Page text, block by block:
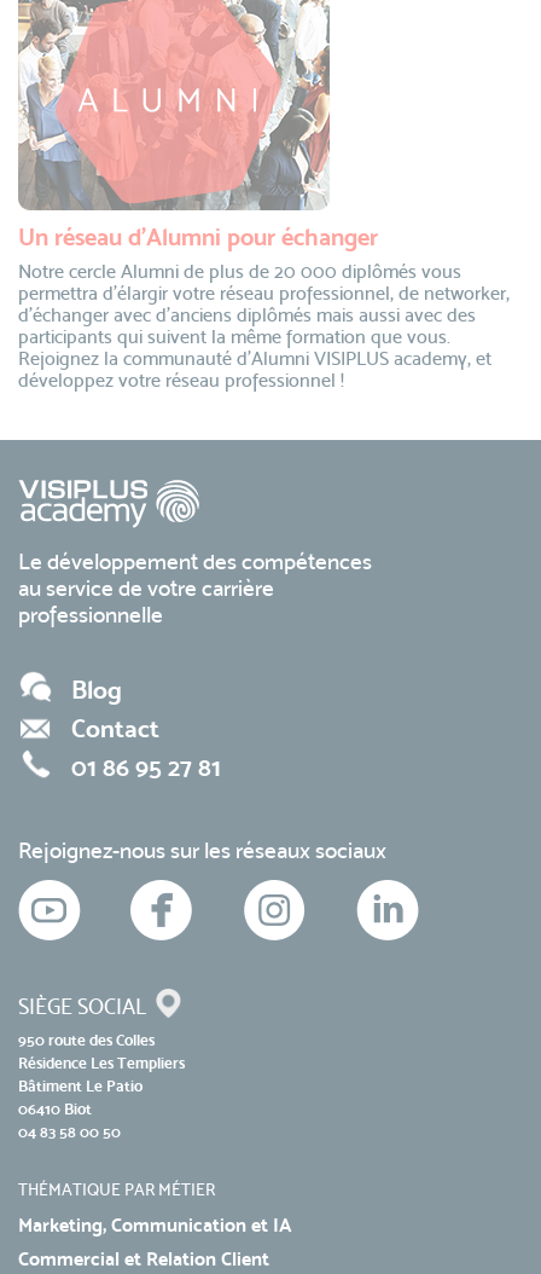
Un réseau d’Alumni pour échanger
Notre cercle Alumni de plus de 20 000 diplômés vous
permettra d’élargir votre réseau professionnel, de networker,
d’échanger avec d’anciens diplômés mais aussi avec des
participants qui suivent la même formation que vous.
Rejoignez la communauté d’Alumni VISIPLUS academy, et
développez votre réseau professionnel !
Le développement des compétences
au service de votre carrière
professionnelle
Blog
Contact
01 86 95 27 81
Rejoignez-nous sur les réseaux sociaux
SIÈGE SOCIAL
950 route des Colles
Résidence Les Templiers
Bâtiment Le Patio
06410 Biot
04 83 58 00 50
THÉMATIQUE PAR MÉTIER
Marketing, Communication et IA
Commercial et Relation Client